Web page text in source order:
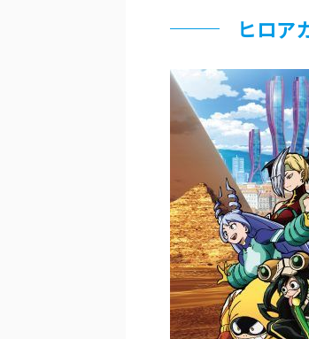
…背が高い娘
「洋画に日本版
超能力が使える
北原ももさんの
【画像】『プリ
敵「ダンクーガ
まとめチェッカ
【信長の野望・
NHKにようこそ
Powered by
ヒロア